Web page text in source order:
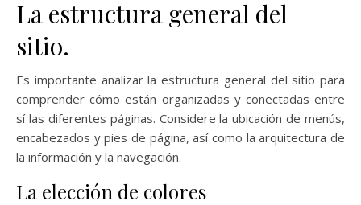
La estructura general del
sitio.
Es importante analizar la estructura general del sitio para
comprender cómo están organizadas y conectadas entre
sí las diferentes páginas. Considere la ubicación de menús,
encabezados y pies de página, así como la arquitectura de
la información y la navegación.
La elección de colores